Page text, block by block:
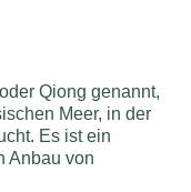
Qiong genannt,
Meer, in der
Es ist ein
Anbau von